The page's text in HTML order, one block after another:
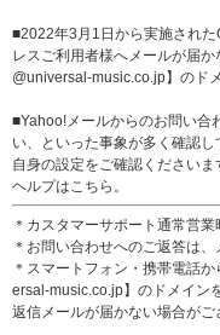
■2022年3月1日から実施され
レスご利用者様へメールが届
@universal-music.co.jp】のド
■Yahoo!メールからのお問い合
い、といった事象が多く確認
自身の設定をご確認くださいま
ヘルプはこちら。
＊カスタマーサポート通常営
＊お問い合わせへのご返答は
＊スマートフォン・携帯電話
ersal-music.co.jp】のドメイン
返信メールが届かない場合がご